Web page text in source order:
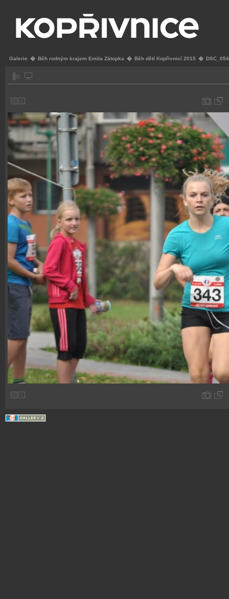
Galerie � Běh rodným krajem Emila Zátopka � Běh dětí Kopřivnicí 2015 �